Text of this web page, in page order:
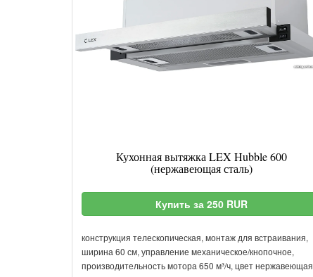
Кухонная вытяжка LEX Hubble 600
(нержавеющая сталь)
Купить за 250 RUR
конструкция телескопическая, монтаж для встраивания,
ширина 60 см, управление механическое/кнопочное,
производительность мотора 650 м³/ч, цвет нержавеющая